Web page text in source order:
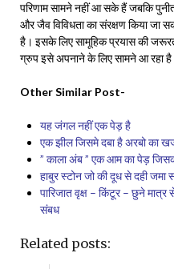
परिणाम सामने नहीं आ सके हैं जबकि
और जैव विविधता का संरक्षण किया जा
है। इसके लिए सामूहिक प्रयास की
ग्रुप इसे अपनाने के लिए सामने आ रहा
Other Similar Post-
यह जंगल नहीं एक पेड़ है
एक झील जिसमे दबा है अरबो का
” काला अंब ” एक आम का पेड़
हाबुर स्टोन जो की दूध से दही जमा
पारिजात वृक्ष – किंटूर – छुने
संबध
Related posts: